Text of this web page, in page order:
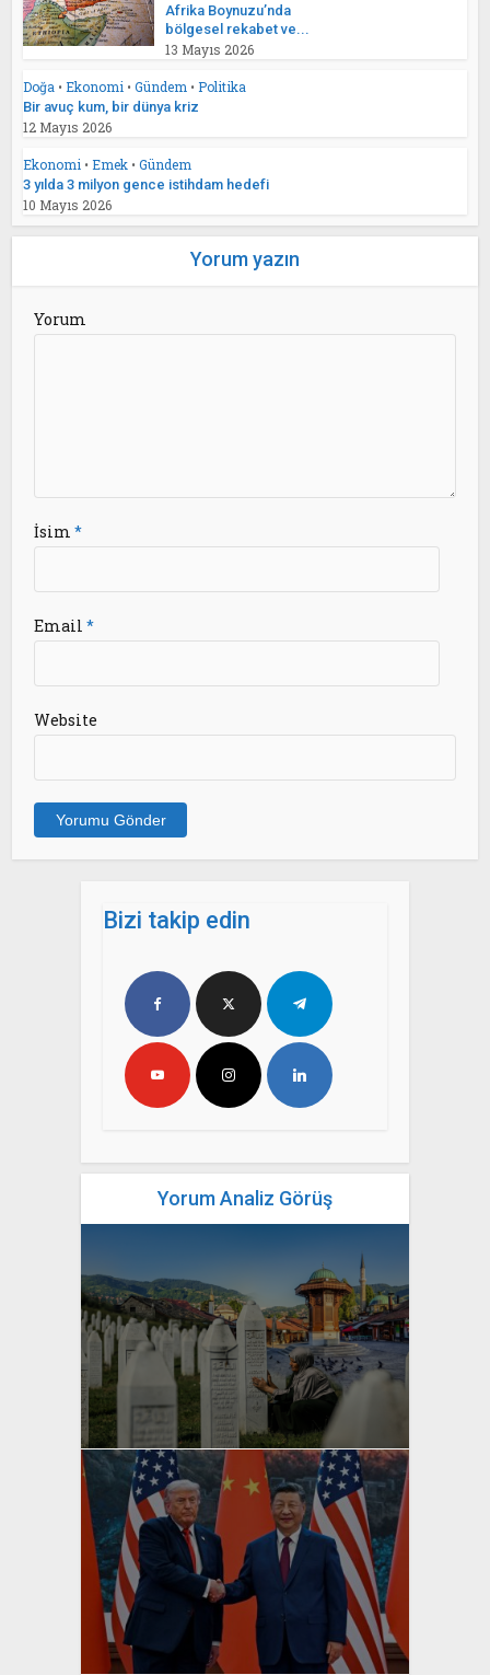
Afrika Boynuzu’nda
bölgesel rekabet ve...
13 Mayıs 2026
Doğa • Ekonomi • Gündem • Politika
Bir avuç kum, bir dünya kriz
12 Mayıs 2026
Ekonomi • Emek • Gündem
3 yılda 3 milyon gence istihdam hedefi
10 Mayıs 2026
Yorum yazın
Yorum
İsim*
Email*
Website
Bizi takip edin
Yorum Analiz Görüş
yazan
Bahri Ak
yazan
Bahri Ak